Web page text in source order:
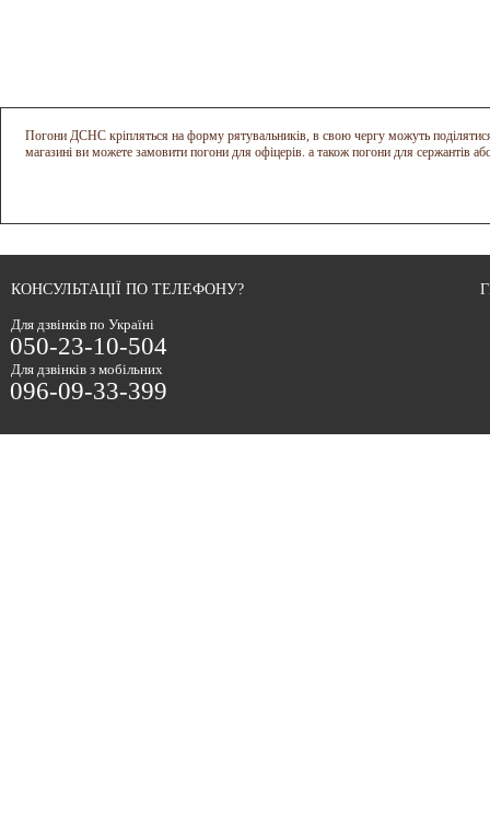
Погони ДСНС кріпляться на форму рятувальників, в свою чергу можуть
магазині ви можете замовити погони для офіцерів. а також погони для сержантів
КОНСУЛЬТАЦІЇ ПО ТЕЛЕФОНУ?
Для дзвінків по Україні
050-23-10-504
Для дзвінків з мобільних
096-09-33-399